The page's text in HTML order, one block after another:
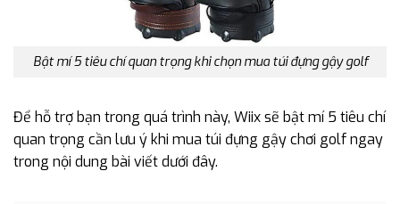
Bật mí 5 tiêu chí quan trọng khi chọn mua túi đựng gậy golf
Để hỗ trợ bạn trong quá trình này, Wiix sẽ bật mí 5 tiêu chí
quan trọng cần lưu ý khi mua túi đựng gậy chơi golf ngay
trong nội dung bài viết dưới đây.